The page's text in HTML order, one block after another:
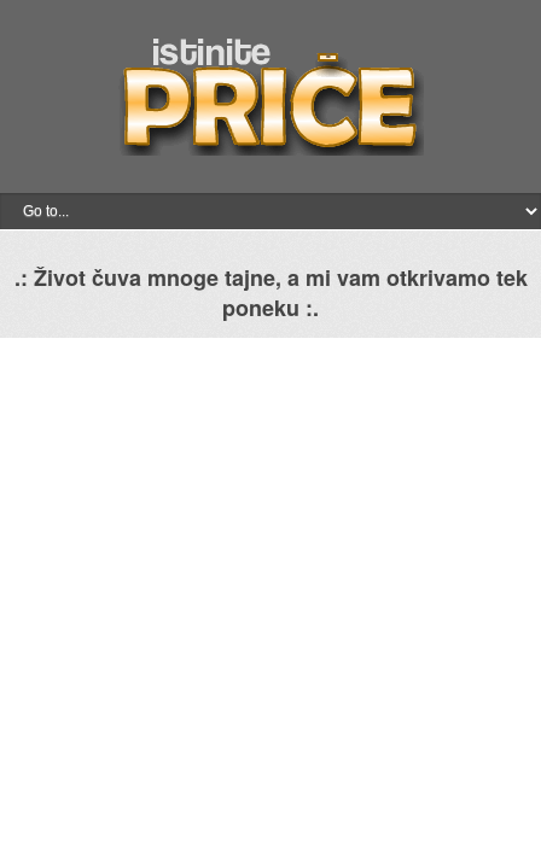
.: Život čuva mnoge tajne, a mi vam otkrivamo tek
poneku :.